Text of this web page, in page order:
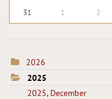
31 1 2
2026
2025
2025, December